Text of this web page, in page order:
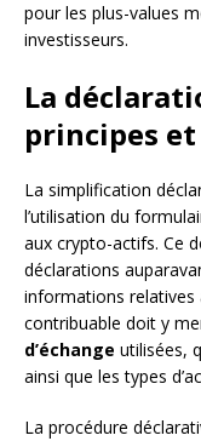
pour les plus-values
investisseurs.
La
principes
La simplification
l’utilisation du
aux crypto-actifs. Ce
déclarations
informations relatives
contribuable doit y
d’échange utilisées,
ainsi que les types
La procédure